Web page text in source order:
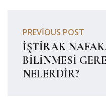
PREVIOUS POST
İŞTİRAK
BİLİNMESİ
NELERDİR?